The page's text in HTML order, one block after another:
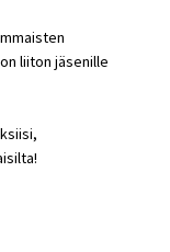
liiton jäsenille